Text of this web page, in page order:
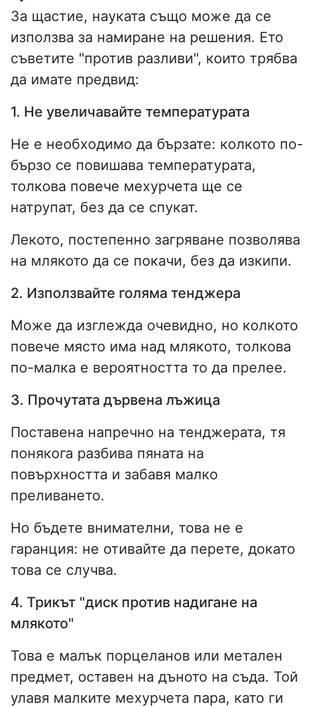
За щастие, науката също може да се
използва за намиране на решения. Ето
съветите "против разливи", които трябва
да имате предвид:
1. Не увеличавайте температурата
Не е необходимо да бързате: колкото по-
бързо се повишава температурата,
толкова повече мехурчета ще се
натрупат, без да се спукат.
Лекото, постепенно загряване позволява
на млякото да се покачи, без да изкипи.
2. Използвайте голяма тенджера
Може да изглежда очевидно, но колкото
повече място има над млякото, толкова
по-малка е вероятността то да прелее.
3. Прочутата дървена лъжица
Поставена напречно на тенджерата, тя
понякога разбива пяната на
повърхността и забавя малко
преливането.
Но бъдете внимателни, това не е
гаранция: не отивайте да перете, докато
това се случва.
4. Трикът "диск против надигане на
млякото"
Това е малък порцеланов или метален
предмет, оставен на дъното на съда. Той
улавя малките мехурчета пара, като ги